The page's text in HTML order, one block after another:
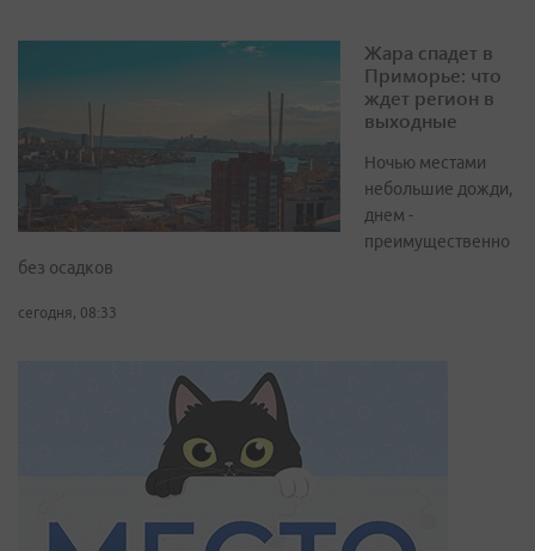
Жара спадет в
Приморье: что
ждет регион в
выходные
Ночью местами
небольшие дожди,
днем -
преимущественно
без осадков
сегодня, 08:33